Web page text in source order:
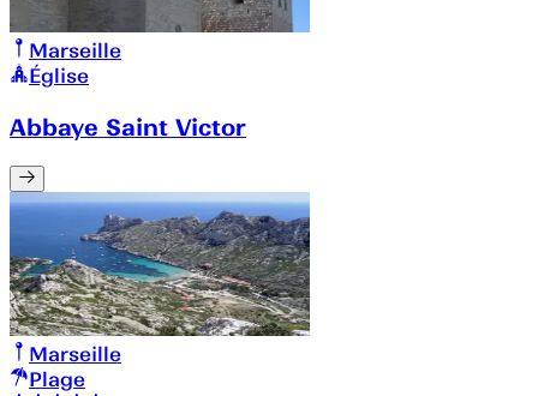
Marseille
Église
Abbaye Saint Victor
Marseille
Plage